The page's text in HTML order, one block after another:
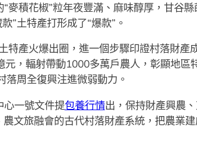
麥積花椒”粒年夜豐滿、麻味醇厚，甘谷縣
”土特產打形成了“爆款”。
產火爆出圈，進一個步驟印證村落財產
，輻射帶動1000多萬戶農人，彰顯地區
落周全復興注進微弱動力。
心一號文件提包養行情出，保持財產興農
文旅融會的古代村落財產系統，把農業